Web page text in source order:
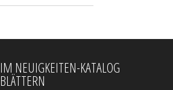
IM NEUIGKEITEN-KATALOG
BLÄTTERN